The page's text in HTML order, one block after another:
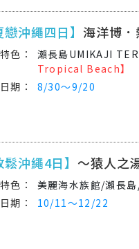
沖繩四日】 海洋博
瀨長島UMIKAJI
Tropical Beach】
8/30～9/20
沖繩4日】 ～猿人之
美麗海水族館/瀨長
10/11～12/22